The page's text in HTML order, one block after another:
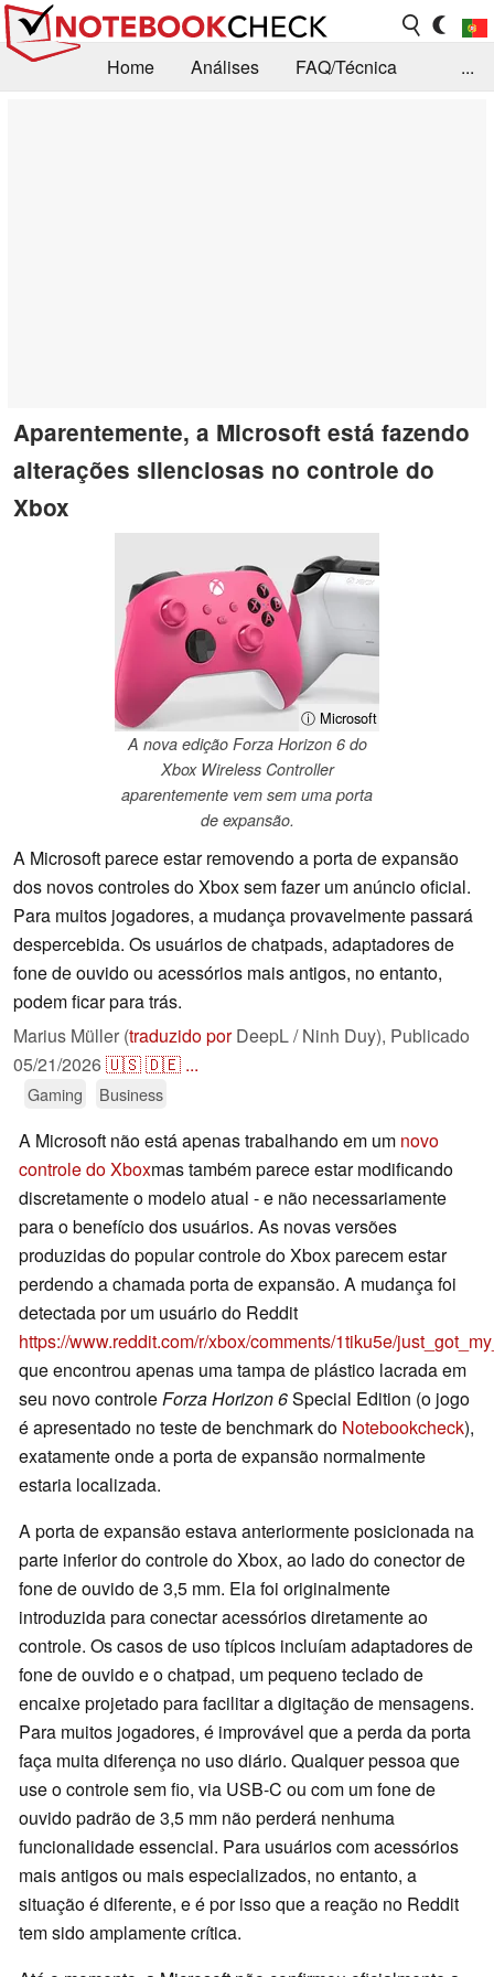
Home Análises
FAQ/Técnica
...
Aparentemente, a Microsoft está fazendo
alterações silenciosas no controle do
Xbox
ⓘ Microsoft
A nova edição Forza Horizon 6 do
Xbox Wireless Controller
aparentemente vem sem uma porta
de expansão.
A Microsoft parece estar removendo a porta de expansão
dos novos controles do Xbox sem fazer um anúncio oficial.
Para muitos jogadores, a mudança provavelmente passará
despercebida. Os usuários de chatpads, adaptadores de
fone de ouvido ou acessórios mais antigos, no entanto,
podem ficar para trás.
Marius Müller (traduzido porDeepL / Ninh Duy), Publicado
05/21/2026🇺🇸🇩🇪 ...
Gaming Business
A Microsoft não está apenas trabalhando em um novo
controle do Xboxmas também parece estar modificando
discretamente o modelo atual - e não necessariamente
para o benefício dos usuários. As novas versões
produzidas do popular controle do Xbox parecem estar
perdendo a chamada porta de expansão. A mudança foi
detectada por um usuário do Reddit
https://www.reddit.com/r/xbox/comments/1tiku5e/
que encontrou apenas uma tampa de plástico lacrada em
seu novo controleForza Horizon 6Special Edition (o jogo
é apresentado no teste de benchmark do Notebookcheck),
exatamente onde a porta de expansão normalmente
estaria localizada.
A porta de expansão estava anteriormente posicionada na
parte inferior do controle do Xbox, ao lado do conector de
fone de ouvido de 3,5 mm. Ela foi originalmente
introduzida para conectar acessórios diretamente ao
controle. Os casos de uso típicos incluíam adaptadores de
fone de ouvido e o chatpad, um pequeno teclado de
encaixe projetado para facilitar a digitação de mensagens.
Para muitos jogadores, é improvável que a perda da porta
faça muita diferença no uso diário. Qualquer pessoa que
use o controle sem fio, via USB-C ou com um fone de
ouvido padrão de 3,5 mm não perderá nenhuma
funcionalidade essencial. Para usuários com acessórios
mais antigos ou mais especializados, no entanto, a
situação é diferente, e é por isso que a reação no Reddit
tem sido amplamente crítica.